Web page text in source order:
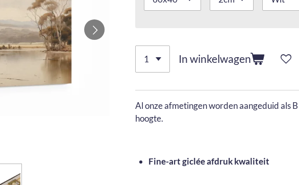
In winkelwagen
Al onze afmetingen worden aangeduid als
hoogte.
Fine-art giclée afdruk kwaliteit